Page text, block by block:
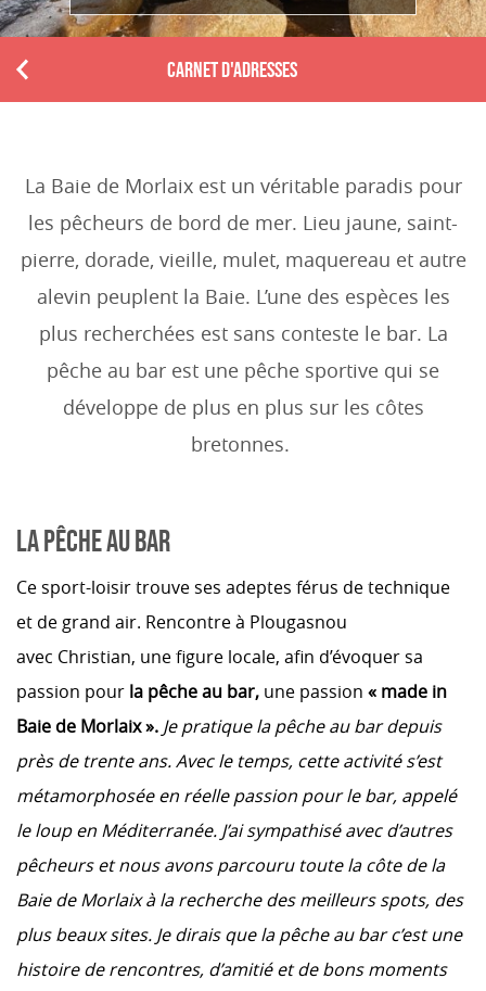
P
o
CARNET D'ADRESSES
La Baie de Morlaix est un véritable paradis pour
les pêcheurs de bord de mer. Lieu jaune, saint-
pierre, dorade, vieille, mulet, maquereau et autre
alevin peuplent la Baie. L’une des espèces les
plus recherchées est sans conteste le bar. La
pêche au bar est une pêche sportive qui se
développe de plus en plus sur les côtes
bretonnes.
LA PÊCHE AU BAR
Ce sport-loisir trouve ses adeptes férus de technique
et de grand air. Rencontre à Plougasnou
avec Christian, une figure locale, afin d’évoquer sa
passion pour la pêche au bar, une passion « made in
Baie de Morlaix ». Je pratique la pêche au bar depuis
près de trente ans. Avec le temps, cette activité s’est
métamorphosée en réelle passion pour le bar, appelé
le loup en Méditerranée. J’ai sympathisé avec d’autres
pêcheurs et nous avons parcouru toute la côte de la
Baie de Morlaix à la recherche des meilleurs spots, des
plus beaux sites. Je dirais que la pêche au bar c’est une
histoire de rencontres, d’amitié et de bons moments